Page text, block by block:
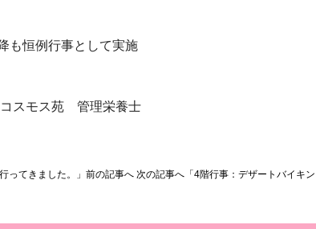
も恒例行事として実施
コスモス苑 管理栄養士
ってきました。」前の記事へ 次の記事へ「4階行事：デザートバイキ